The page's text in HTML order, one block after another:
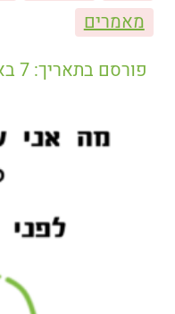
מאמרים
פורסם בתאריך: 7 באוגוסט 2022